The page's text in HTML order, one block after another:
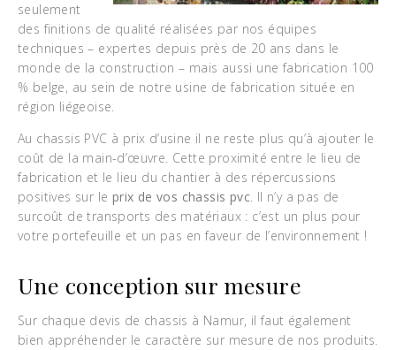
seulement
des finitions de qualité réalisées par nos équipes
techniques – expertes depuis près de 20 ans dans le
monde de la construction – mais aussi une fabrication 100
% belge, au sein de notre usine de fabrication située en
région liégeoise.
Au chassis PVC à prix d’usine il ne reste plus qu’à ajouter le
coût de la main-d’œuvre. Cette proximité entre le lieu de
fabrication et le lieu du chantier à des répercussions
positives sur le prix de vos chassis pvc. Il n’y a pas de
surcoût de transports des matériaux : c’est un plus pour
votre portefeuille et un pas en faveur de l’environnement !
Une conception sur mesure
Sur chaque devis de chassis à Namur, il faut également
bien appréhender le caractère sur mesure de nos produits.